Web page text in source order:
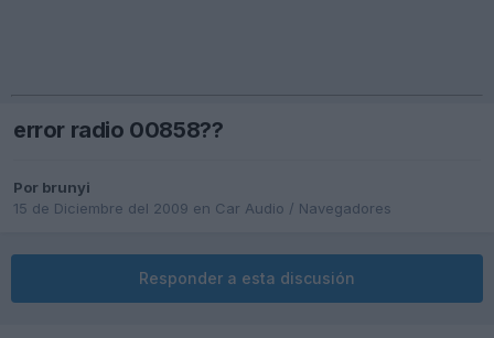
error radio 00858??
Por brunyi
15 de Diciembre del 2009 en Car Audio / Navegadores
Responder a esta discusión